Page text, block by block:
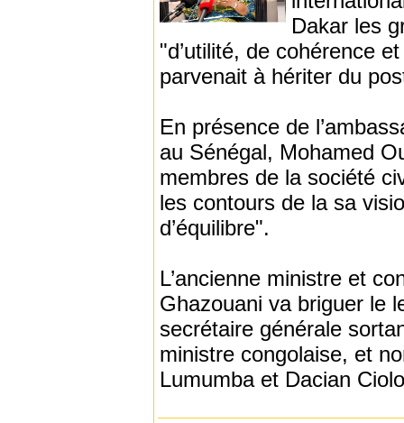
Dakar les
"d’utilité, de cohérence
parvenait à hériter du
En présence de
au Sénégal, Mohamed
membres de la société
les contours de la sa
d’équilibre".
L’ancienne ministre et
Ghazouani va briguer le
secrétaire générale
ministre congolaise, et
Lumumba et Dacian